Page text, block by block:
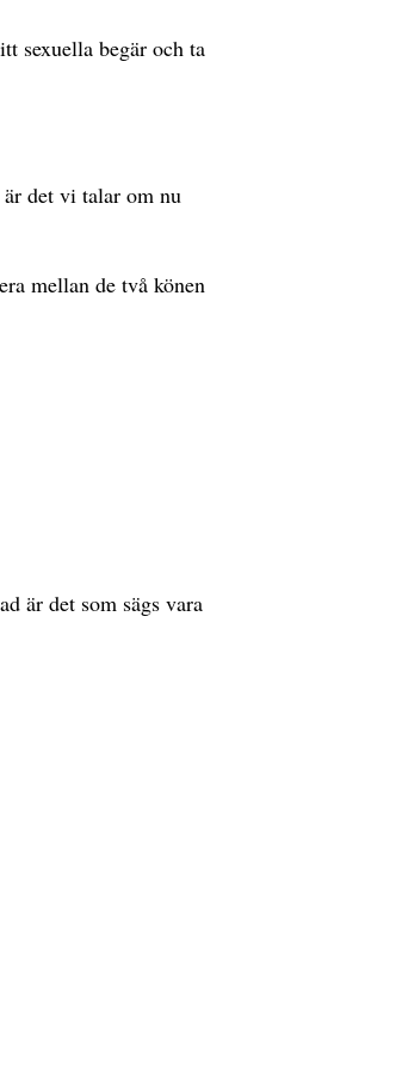
sexuella begär och ta
det vi talar om nu
mellan de två könen
är det som sägs vara